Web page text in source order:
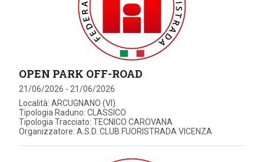
OPEN PARK OFF-ROAD
21/06/2026 - 21/06/2026
Località: ARCUGNANO (VI)
Tipologia Raduno: CLASSICO
Tipologia Tracciato: TECNICO CAROVANA
Organizzatore: A.S.D. CLUB FUORISTRADA VICENZA